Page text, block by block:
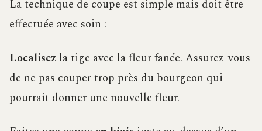
La technique de coupe est simple mais doit être
effectuée avec soin :
Localisez la tige avec la fleur fanée. Assurez-vous
de ne pas couper trop près du bourgeon qui
pourrait donner une nouvelle fleur.